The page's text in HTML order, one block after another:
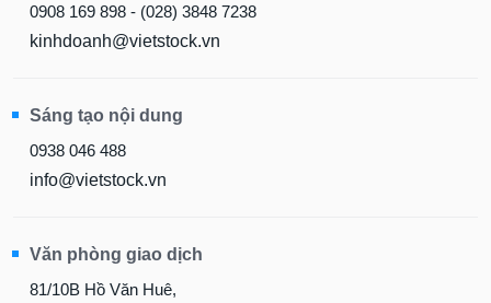
kinhdoanh@vietstock.vn
0938 046 488
info@vietstock.vn
81/10B Hồ Văn Huê,
Phường Đức Nhuận, Tp.HCM